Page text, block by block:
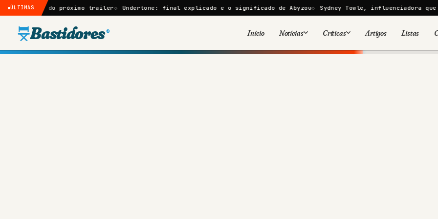
ÚLTIMAS
do próximo trailer Undertone: final explicado e o significado de Abyzou Sydney Towle, influenciadora que
Bastidores ® Início Notícias
Viral
Críticas
Cinema
Artigos Listas